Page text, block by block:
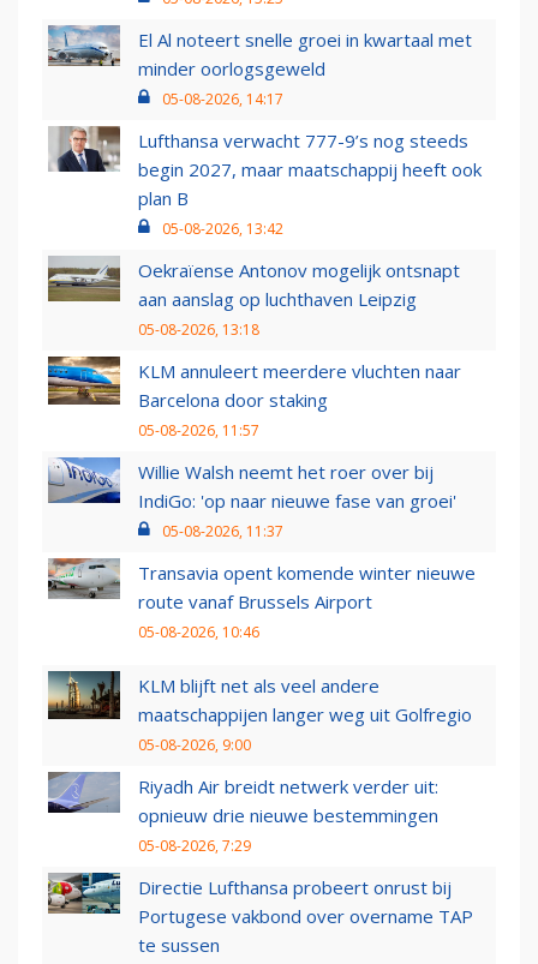
El Al noteert snelle groei in kwartaal met
minder oorlogsgeweld
05-08-2026, 14:17
Lufthansa verwacht 777-9’s nog steeds
begin 2027, maar maatschappij heeft ook
plan B
05-08-2026, 13:42
Oekraïense Antonov mogelijk ontsnapt
aan aanslag op luchthaven Leipzig
05-08-2026, 13:18
KLM annuleert meerdere vluchten naar
Barcelona door staking
05-08-2026, 11:57
Willie Walsh neemt het roer over bij
IndiGo: 'op naar nieuwe fase van groei'
05-08-2026, 11:37
Transavia opent komende winter nieuwe
route vanaf Brussels Airport
05-08-2026, 10:46
KLM blijft net als veel andere
maatschappijen langer weg uit Golfregio
05-08-2026, 9:00
Riyadh Air breidt netwerk verder uit:
opnieuw drie nieuwe bestemmingen
05-08-2026, 7:29
Directie Lufthansa probeert onrust bij
Portugese vakbond over overname TAP
te sussen